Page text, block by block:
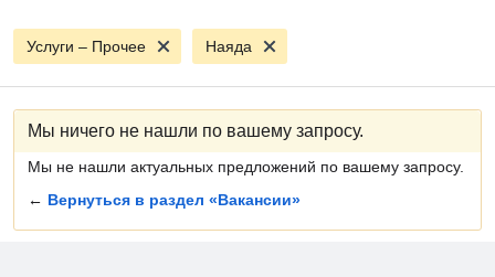
Услуги – Прочее Наяда
Мы ничего не нашли по вашему запросу.
Мы не нашли актуальных предложений по вашему запросу.
← Вернуться в раздел «Вакансии»